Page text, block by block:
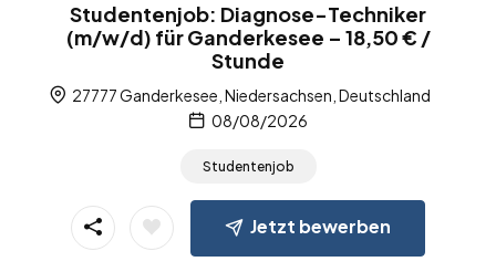
Studentenjob: Diagnose-Techniker
(m/w/d) für Ganderkesee – 18,50 € /
Stunde
27777 Ganderkesee, Niedersachsen, Deutschland
08/08/2026
Studentenjob
Jetzt bewerben